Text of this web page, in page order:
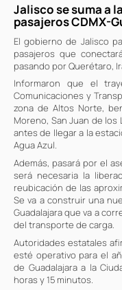
Jalisco se suma a
pasajeros CDMX-
El gobierno de Jalisco
pasajeros que
pasando por Querétaro,
Informaron que el
Comunicaciones y
zona de Altos Norte,
Moreno, San Juan de
antes de llegar a la
Agua Azul.
Además, pasará por el
será necesaria la
reubicación de las
Se va a construir una
Guadalajara que va a
del transporte de carga.
Autoridades estatales
esté operativo para el
de Guadalajara a la
horas y 15 minutos.